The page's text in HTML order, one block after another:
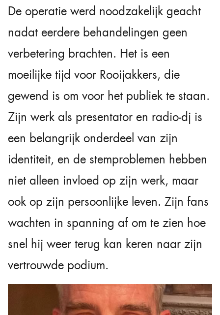
De operatie werd noodzakelijk geacht
nadat eerdere behandelingen geen
verbetering brachten. Het is een
moeilijke tijd voor Rooijakkers, die
gewend is om voor het publiek te staan.
Zijn werk als presentator en radio-dj is
een belangrijk onderdeel van zijn
identiteit, en de stemproblemen hebben
niet alleen invloed op zijn werk, maar
ook op zijn persoonlijke leven. Zijn fans
wachten in spanning af om te zien hoe
snel hij weer terug kan keren naar zijn
vertrouwde podium.